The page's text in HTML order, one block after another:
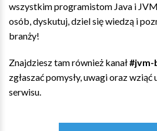
wszystkim programistom Java i
osób, dyskutuj, dziel się wiedzą i
branży!
Znajdziesz tam również kanał#jvm-
zgłaszać pomysły, uwagi oraz
serwisu.